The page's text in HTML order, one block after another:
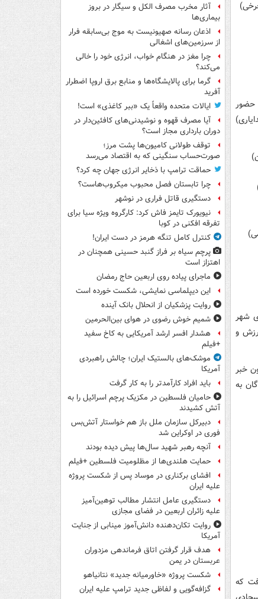
حضور
شهر
و
خبر
به
که
آثار مخرب مصرف الکل و سیگار در بروز
بیماری‌ها
اذعان رسانه صهیونیست به موج بی‌سابقه فرار
از سرزمین‌های اشغالی
چرا مغز در هنگام خواب، انرژی خود را خالی
می‌کند؟
گرما برای پالایشگاه‌ها و منابع برق اروپا اضطرار
آفرید
ایالات متحده واقعاً یک «ببر کاغذی» است!
آیا مصرف قهوه و نوشیدنی‌های کافئین‌دار در
دوران بارداری مجاز است؟
توقف طولانی کامیون‌ها پشت مرز؛
صورت‌حساب سنگینی که به اقتصاد می‌رسد
حماقت ترامپ با ذخایر انرژی جهان چه کرد؟
چرا تابستان فصل محبوب میکروب‌هاست؟
دستگیری قاتل فراری در نوشهر
نیویورک تایمز فاش کرد: کارگروه ویژه سیا برای
تفرقه افکنی در کوبا
کنترل کامل تنگه هرمز در دست ایران!
پرچم سیاه بر فراز گنبد حسینی همچنان در
اهتزاز است
ماجرای پیاده روی اربعین حاج رمضان
این دیپلماسی نمایشی، شکست خورده است
روایت پزشکیان از انحلال بانک آینده
شمیم خوش رضوی در هوای بین‌الحرمین
هشدار افسر ارشد آمریکایی به کاخ سفید
+فیلم
موشک‌های بالستیک ایران؛ چالش راهبردی
آمریکا
باید افراد کارآمدتر را به کار گرفت
حامیان فلسطین در مکزیک پرچم اسرائیل را به
آتش کشیدند
دبیرکل سازمان ملل باز هم خواستار آتش‌بس
فوری در اوکراین شد
آنچه رهبر شهید سال‌ها پیش دیده بودند
حمایت هلندی‌ها از مظلومیت فلسطین +فیلم
افشای برکناری در موساد پس از شکست پروژه
علیه ایران
دستگیری عامل انتشار مطالب توهین‌آمیز
علیه زائران اربعین در فضای مجازی
روایت تکان‌دهنده دانش‌آموز مینابی از جنایت
آمریکا
هدف قرار گرفتن اتاق‌ فرماندهی مزدوران
عربستان در یمن
شکست پروژه «خاورمیانه جدید» نتانیاهو
گزافه‌گویی و لفاظی جدید ترامپ علیه ایران